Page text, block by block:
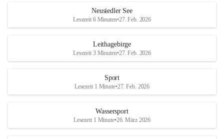
S
und den daraus folgenden wirtschaftlichen
Maßnahmen zur Bekämpfung
Rebe und der Amerikanischen
Anhang VBl. EU Nr. 18
1 Seite•1,4 MB
r
S
Neusiedler See
Lesezeit 6 Minuten•27. Feb. 2026
Leithagebirge
Lesezeit 3 Minuten•27. Feb. 2026
Sport
Lesezeit 1 Minute•27. Feb. 2026
Wassersport
Lesezeit 1 Minute•26. März 2026